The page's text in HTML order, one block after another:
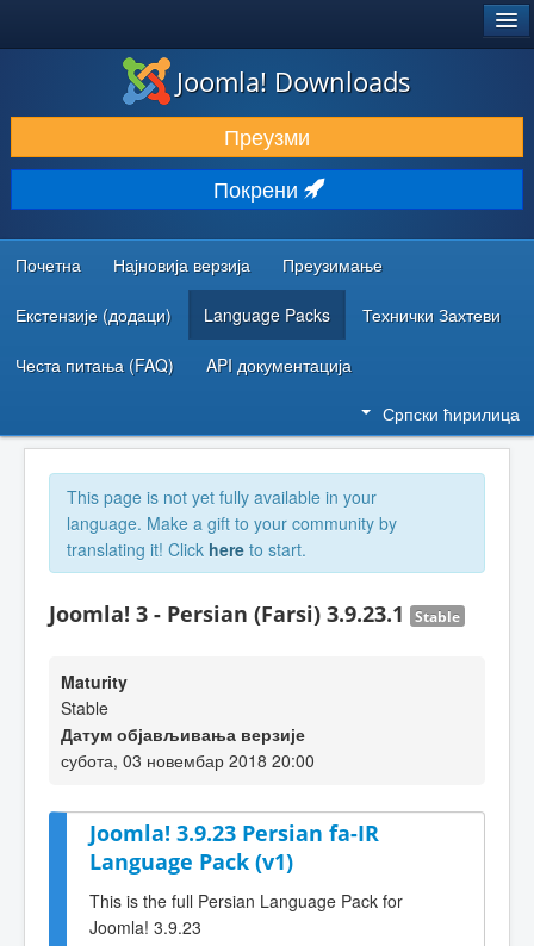
ПРЕУЗИМАЊЕ И ПРОШИРЕЊА (ЕКСТЕНЗИЈЕ)
ОТКРИЈТЕ И НАУЧИТЕ
ЗАЈЕДНИЦА И ПОДРШКА
РЕСУРСИ ЗА РАЗВОЈ
Joomla! Downloads
Преузми
Покрени
Почетна Најновија верзија Преузимање
Екстензије (додаци) Language Packs Технички Захтеви
Честа питања (FAQ) API документација
Српски ћирилица
This page is not yet fully available in your
language. Make a gift to your community by
translating it! Click here to start.
Joomla! 3 - Persian (Farsi) 3.9.23.1 Stable
Maturity
Stable
Датум објављивања верзије
субота, 03 новембар 2018 20:00
Joomla! 3.9.23 Persian fa-IR
Language Pack (v1)
This is the full Persian Language Pack for
Joomla! 3.9.23